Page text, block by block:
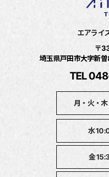
エアライ
〒
埼玉県戸田市大字新
TEL
月・火・
水
金